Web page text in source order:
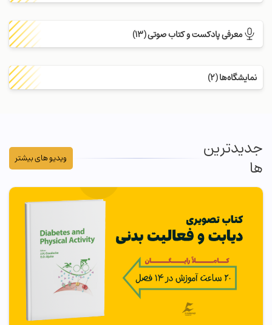
معرفی پادکست و کتاب صوتی (13)
نمایشگاه‌ها (2)
جدیدترین
ها ویدیو های بیشتر